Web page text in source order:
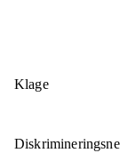
Klage